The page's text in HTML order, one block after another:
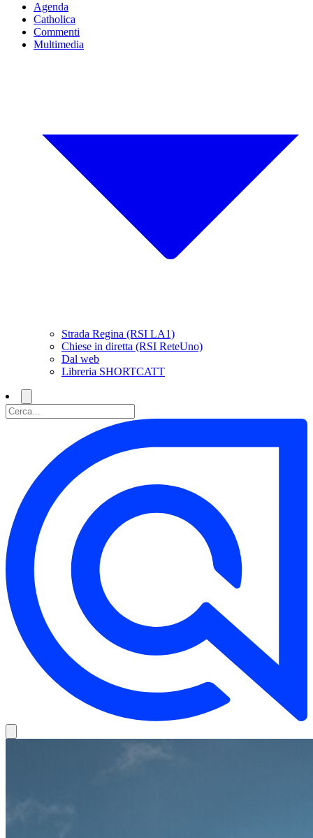
Agenda
Catholica
Commenti
Multimedia
Strada Regina (RSI LA1)
Chiese in diretta (RSI ReteUno)
Dal web
Libreria SHORTCATT